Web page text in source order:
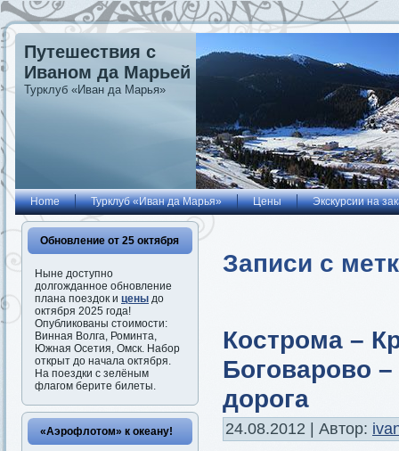
Путешествия с
Иваном да Марьей
Турклуб «Иван да Марья»
Home Турклуб «Иван да Марья» Цены Экскурсии на
Обновление от 25 октября
Ныне доступно
долгожданное обновление
плана поездок и цены до
октября 2025 года!
Опубликованы стоимости:
Винная Волга, Роминта,
Южная Осетия, Омск. Набор
открыт до начала октября.
На поездки с зелёным
флагом берите билеты.
«Аэрофлотом» к океану!
Записи с
Кострома –
Боговарово
дорога
24.08.2012 | Автор: